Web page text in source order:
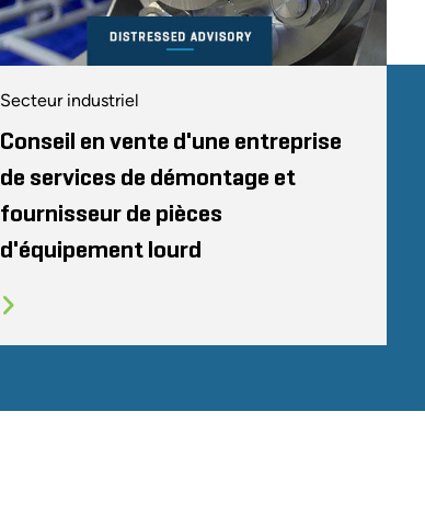
Secteur industriel
Conseil en vente d'une entreprise
de services de démontage et
fournisseur de pièces
d'équipement lourd